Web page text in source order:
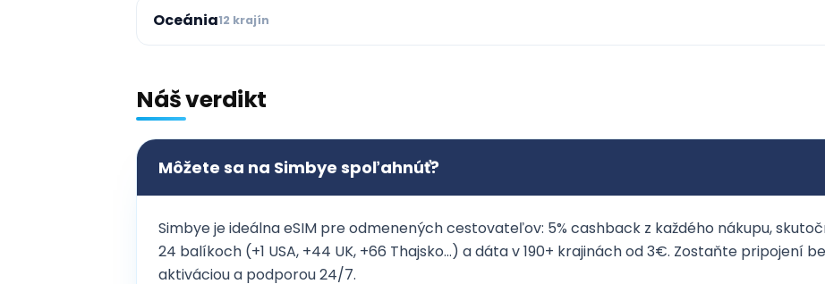
Oceánia12 krajín
Náš verdikt
Môžete sa na Simbye spoľahnúť?
Simbye je ideálna eSIM pre odmenených cestovateľov: 5% cashback z každého nákupu,
24 balíkoch (+1 USA, +44 UK, +66 Thajsko…) a dáta v 190+ krajinách od 3€. Zostaňte pripojení
aktiváciou a podporou 24/7.